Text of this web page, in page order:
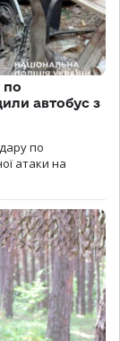
по
автобус з
по
атаки на